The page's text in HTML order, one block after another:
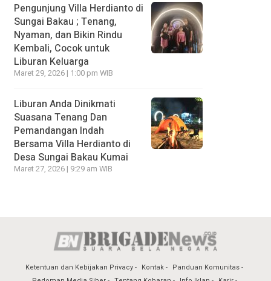
Pengunjung Villa Herdianto di
Sungai Bakau ; Tenang,
Nyaman, dan Bikin Rindu
Kembali, Cocok untuk
Liburan Keluarga
Maret 29, 2026 | 1:00 pm WIB
Liburan Anda Dinikmati
Suasana Tenang Dan
Pemandangan Indah
Bersama Villa Herdianto di
Desa Sungai Bakau Kumai
Maret 27, 2026 | 9:29 am WIB
Ketentuan dan Kebijakan Privacy Kontak
Panduan Komunitas